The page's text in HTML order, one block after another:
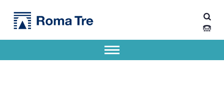
Modulo di base II "La tutela del patrimonio culturale dalle aggressioni criminali" - Dipartimento di Ingegneria Civile, Informatica e delle Tecnologie Aeronautiche
Apri il menu secondario
Header info sidebar